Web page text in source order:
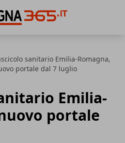
sanitario Emilia-Romagna,
portale dal 7 luglio
Emilia-
portale